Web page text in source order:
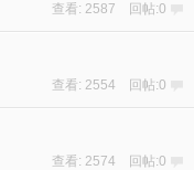
查看: 2587 回帖:0
查看: 2554 回帖:0
查看: 2574 回帖:0